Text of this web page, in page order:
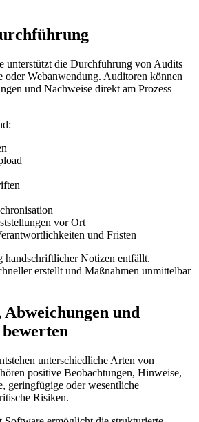
unterstützt die Durchführung von Audits
oder Webanwendung. Auditoren können
und Nachweise direkt am Prozess
vor Ort
und Fristen
handschriftlicher Notizen entfällt.
erstellt und Maßnahmen unmittelbar
Abweichungen und
unterschiedliche Arten von
positive Beobachtungen, Hinweise,
geringfügige oder wesentliche
Risiken.